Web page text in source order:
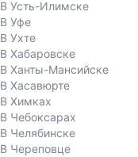
В Усть-Илимске
В Уфе
В Ухте
В Хабаровске
В Ханты-Мансийске
В Хасавюрте
В Химках
В Чебоксарах
В Челябинске
В Череповце